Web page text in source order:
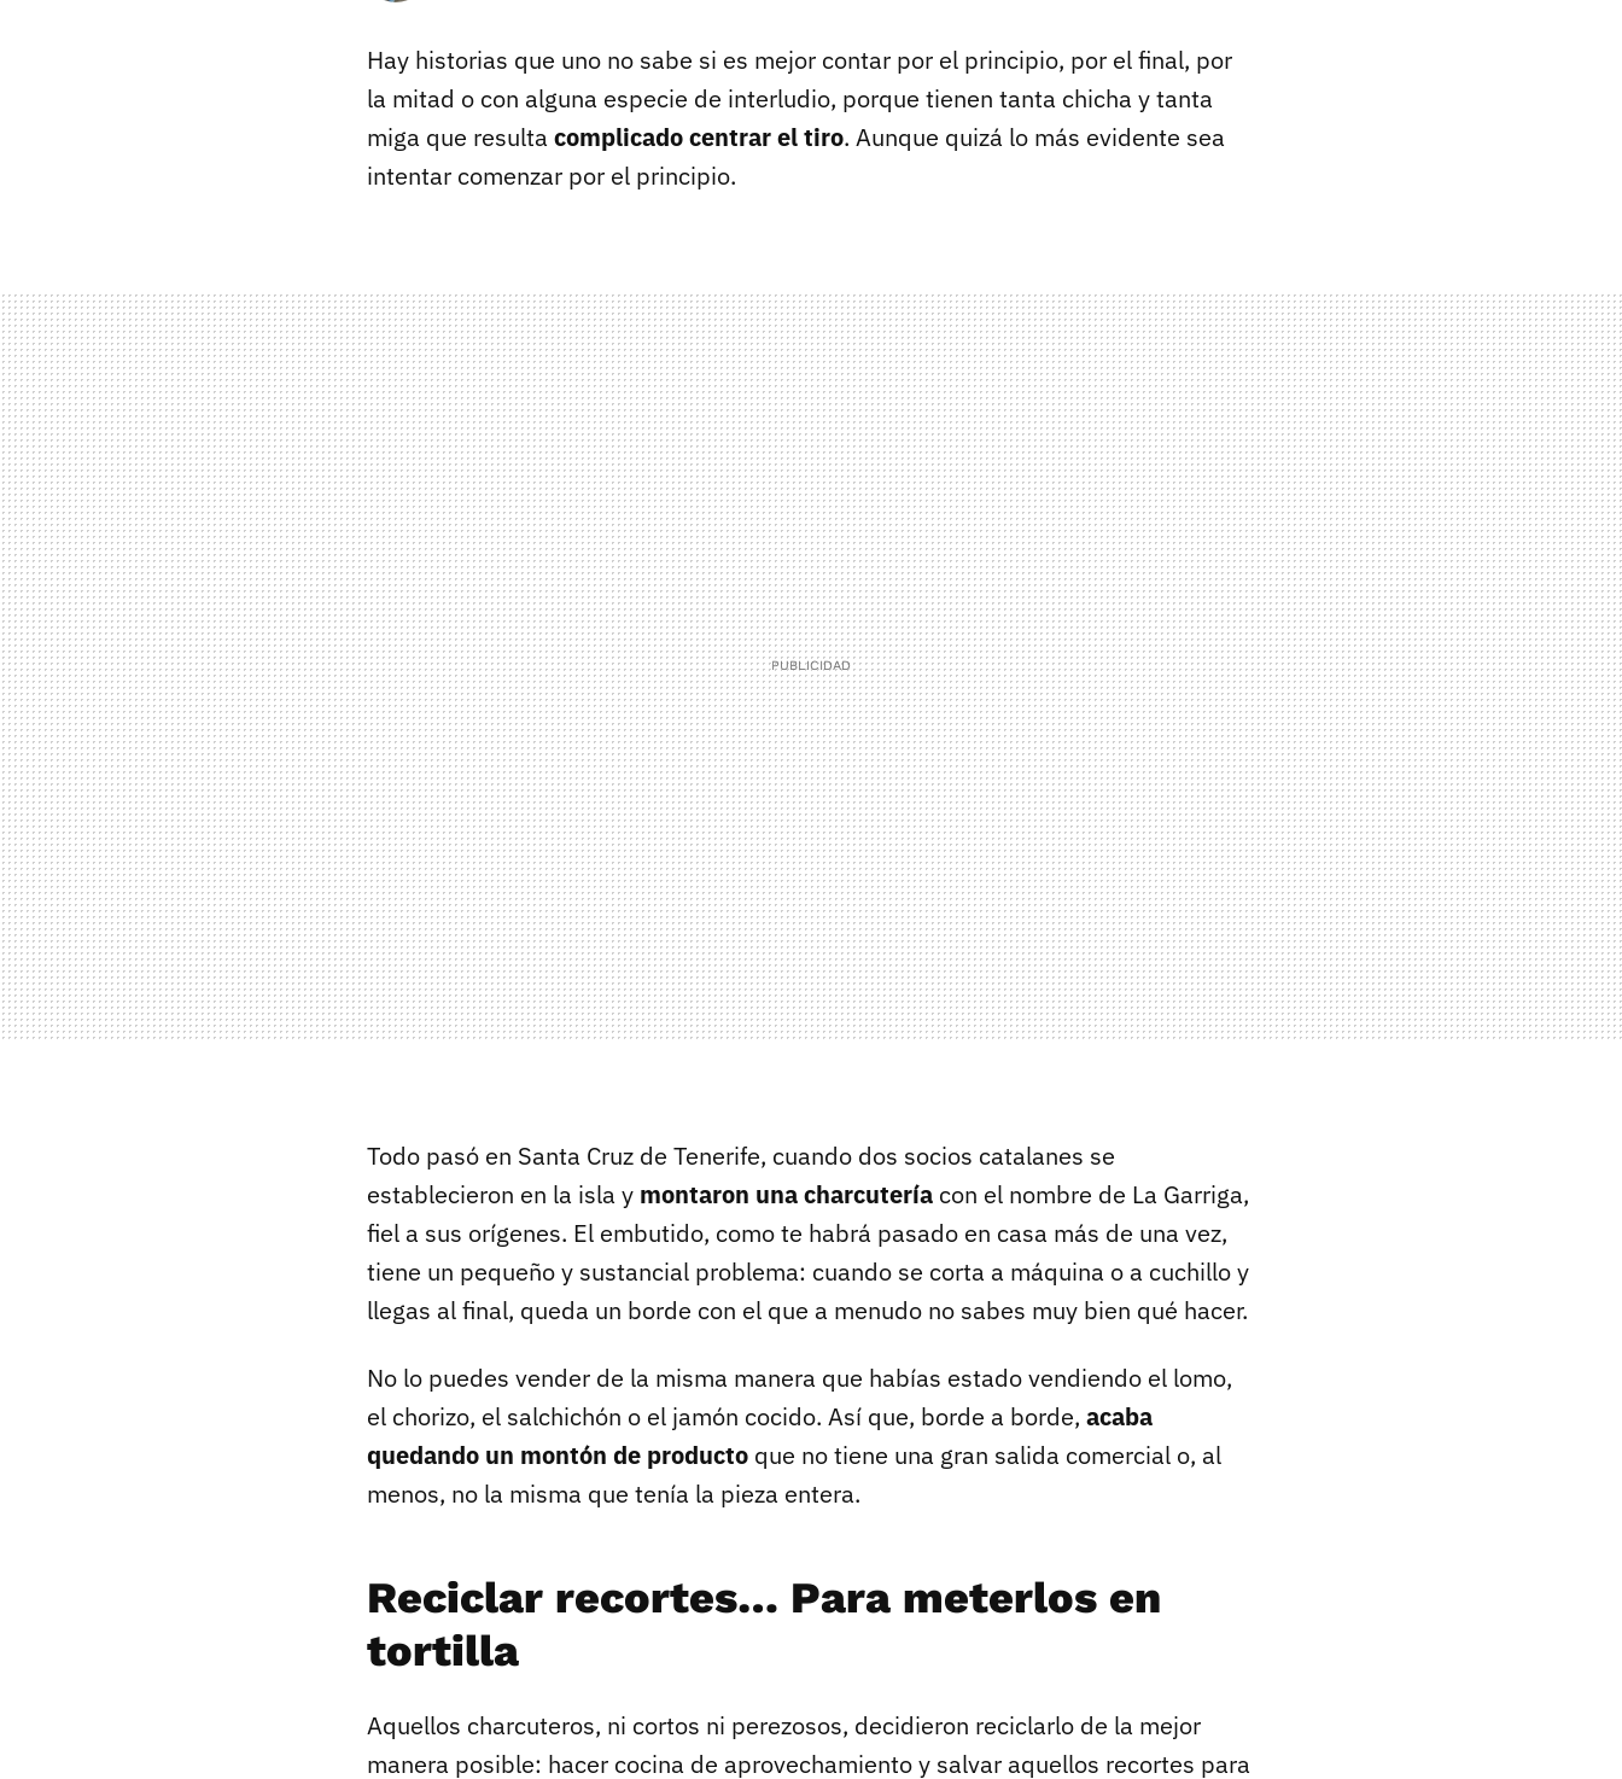
Hay historias que uno no sabe si es mejor contar por el principio, por el final, por
la mitad o con alguna especie de interludio, porque tienen tanta chicha y tanta
miga que resulta complicado centrar el tiro. Aunque quizá lo más evidente sea
intentar comenzar por el principio.
Todo pasó en Santa Cruz de Tenerife, cuando dos socios catalanes se
establecieron en la isla y montaron una charcutería con el nombre de La Garriga,
fiel a sus orígenes. El embutido, como te habrá pasado en casa más de una vez,
tiene un pequeño y sustancial problema: cuando se corta a máquina o a cuchillo y
llegas al final, queda un borde con el que a menudo no sabes muy bien qué hacer.
No lo puedes vender de la misma manera que habías estado vendiendo el lomo,
el chorizo, el salchichón o el jamón cocido. Así que, borde a borde, acaba
quedando un montón de producto que no tiene una gran salida comercial o, al
menos, no la misma que tenía la pieza entera.
Reciclar recortes… Para meterlos en
tortilla
Aquellos charcuteros, ni cortos ni perezosos, decidieron reciclarlo de la mejor
manera posible: hacer cocina de aprovechamiento y salvar aquellos recortes para